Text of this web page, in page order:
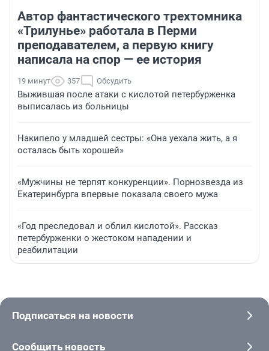
Автор фантастического трехтомника
«Трилунье» работала в Перми
преподавателем, а первую книгу
написала на спор — ее история
19 минут 357 Обсудить
Выжившая после атаки с кислотой петербурженка
выписалась из больницы
Накипело у младшей сестры: «Она уехала жить, а я
осталась быть хорошей»
«Мужчины не терпят конкуренции». Порнозвезда из
Екатеринбурга впервые показала своего мужа
«Год преследовал и облил кислотой». Рассказ
петербурженки о жестоком нападении и
реабилитации
Подписаться на новости
Сообщить новость